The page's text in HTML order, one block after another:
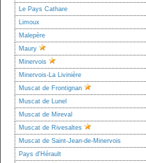
Le Pays Cathare
Limoux
Malepère
Maury
Minervois
Minervois-La Livinière
Muscat de Frontignan
Muscat de Lunel
Muscat de Mireval
Muscat de Rivesaltes
Muscat de Saint-Jean-de-Minervois
Pays d'Hérault